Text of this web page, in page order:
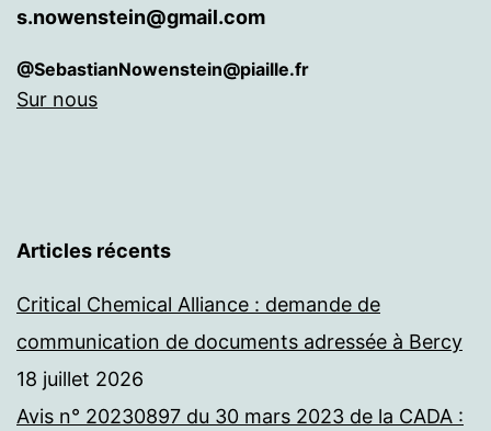
s.nowenstein@gmail.com
@SebastianNowenstein@piaille.fr
Sur nous
Articles récents
Critical Chemical Alliance : demande de
communication de documents adressée à Bercy
18 juillet 2026
Avis n° 20230897 du 30 mars 2023 de la CADA :